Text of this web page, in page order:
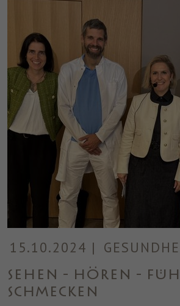
15.10.2024 |
Sehen - Hören -
Schmecken